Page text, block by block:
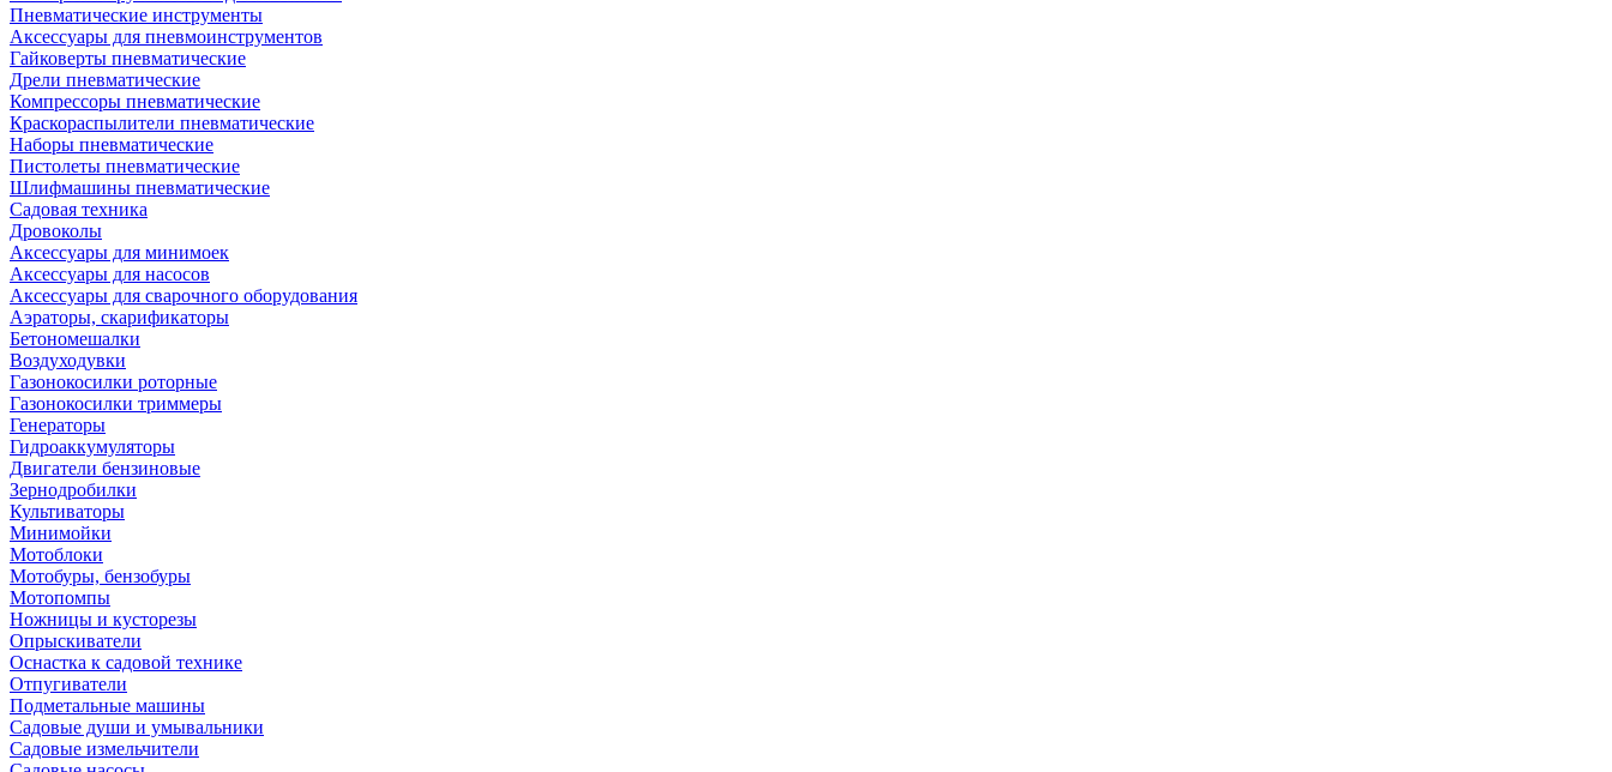
Пневматические инструменты
Аксессуары для пневмоинструментов
Гайковерты пневматические
Дрели пневматические
Компрессоры пневматические
Краскораспылители пневматические
Наборы пневматические
Пистолеты пневматические
Шлифмашины пневматические
Садовая техника
Дровоколы
Аксессуары для минимоек
Аксессуары для насосов
Аксессуары для сварочного оборудования
Аэраторы, скарификаторы
Бетономешалки
Воздуходувки
Газонокосилки роторные
Газонокосилки триммеры
Генераторы
Гидроаккумуляторы
Двигатели бензиновые
Зернодробилки
Культиваторы
Минимойки
Мотоблоки
Мотобуры, бензобуры
Мотопомпы
Ножницы и кусторезы
Опрыскиватели
Оснастка к садовой технике
Отпугиватели
Подметальные машины
Садовые души и умывальники
Садовые измельчители